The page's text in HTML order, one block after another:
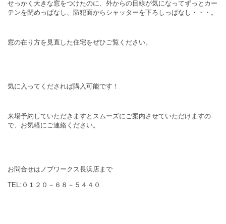
せっかく大きな窓をつけたのに、外からの目線が気になってずっとカー
テンを閉めっぱなし、防犯面からシャッターを下ろしっぱなし・・・。
窓の在り方を見直した住宅をぜひご覧ください。
気に入ってくだされば購入可能です！
来場予約していただきますとスムーズにご案内させていただけますの
で、お気軽にご連絡ください。
お問合せはノブワークス長浜店まで
TEL:０１２０－６８－５４４０